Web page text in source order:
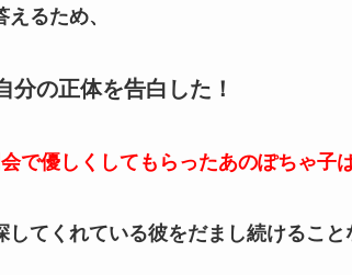
るため、
の正体を告白した！
で優しくしてもらったあのぽちゃ子
てくれている彼をだまし続けること